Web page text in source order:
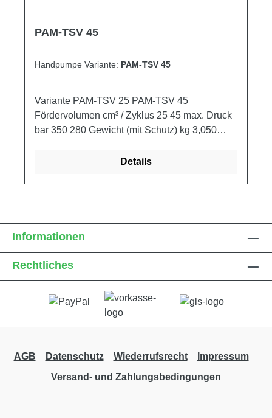
PAM-TSV 45
Handpumpe Variante: PAM-TSV 45
Variante PAM-TSV 25 PAM-TSV 45
Fördervolumen cm³ / Zyklus 25 45 max. Druck
bar 350 280 Gewicht (mit Schutz) kg 3,050
Details
Informationen
Rechtliches
AGB Datenschutz Wiederrufsrecht
Impressum
Versand- und Zahlungsbedingungen